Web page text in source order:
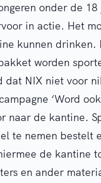
onder de
in actie. Het
kunnen
worden
NIX niet voor
‘Word
naar de kantine.
te nemen bestelt
de kantine
en ander